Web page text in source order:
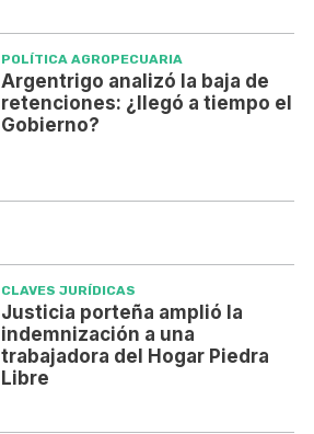
POLÍTICA AGROPECUARIA
Argentrigo analizó la baja de
retenciones: ¿llegó a tiempo el
Gobierno?
CLAVES JURÍDICAS
Justicia porteña amplió la
indemnización a una
trabajadora del Hogar Piedra
Libre